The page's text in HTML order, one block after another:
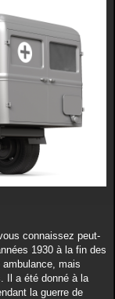
connaissez peut-
1930 à la fin des
mais
Il a été donné à la
la guerre de